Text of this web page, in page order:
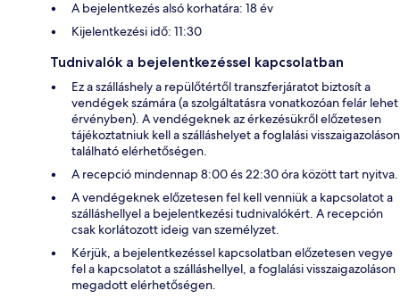
A bejelentkezés alsó korhatára: 18 év
Kijelentkezési idő: 11:30
Tudnivalók a bejelentkezéssel kapcsolatban
Ez a szálláshely a repülőtértől transzferjáratot biztosít a
vendégek számára (a szolgáltatásra vonatkozóan felár lehet
érvényben). A vendégeknek az érkezésükről előzetesen
tájékoztatniuk kell a szálláshelyet a foglalási visszaigazoláson
található elérhetőségen.
A recepció mindennap 8:00 és 22:30 óra között tart nyitva.
A vendégeknek előzetesen fel kell venniük a kapcsolatot a
szálláshellyel a bejelentkezési tudnivalókért. A recepción
csak korlátozott ideig van személyzet.
Kérjük, a bejelentkezéssel kapcsolatban előzetesen vegye
fel a kapcsolatot a szálláshellyel, a foglalási visszaigazoláson
megadott elérhetőségen.